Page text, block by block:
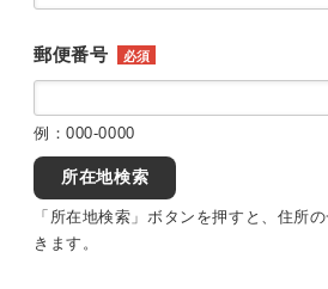
郵便番号 必須
例：000-0000
所在地検索
「所在地検索」ボタンを押すと、住所
きます。